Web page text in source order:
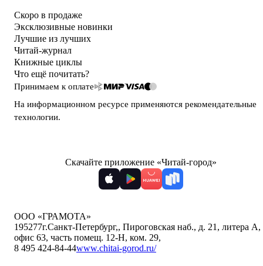
Скоро в продаже
Эксклюзивные новинки
Лучшие из лучших
Читай-журнал
Книжные циклы
Что ещё почитать?
Принимаем к оплате
На информационном ресурсе применяются рекомендательные
технологии.
Скачайте приложение «Читай-город»
ООО «ГРАМОТА»
195277г.Санкт-Петербург,, Пироговская наб., д. 21, литера А,
офис 63, часть помещ. 12-Н, ком. 29,
8 495 424-84-44www.chitai-gorod.ru/